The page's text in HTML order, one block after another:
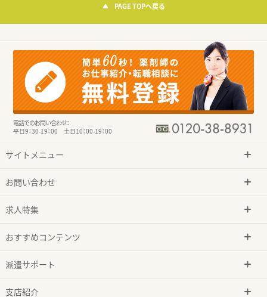
PAGE TOPへ戻る
電話でのお問い合わせ：
平日9：30-19：00 土日10：00-19：00
サイトメニュー
お問い合わせ
求人特集
おすすめコンテンツ
派遣サポート
支店紹介